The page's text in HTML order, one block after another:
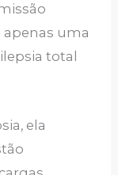
apenas uma
total
ela